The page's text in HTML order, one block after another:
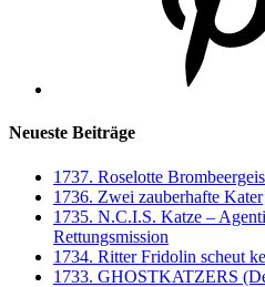
Neueste Beiträge
1737. Roselotte
1736. Zwei zauberhafte Kater
1735. N.C.I.S. Katze –
Rettungsmission
1734. Ritter Fridolin scheut
1733. GHOSTKATZERS